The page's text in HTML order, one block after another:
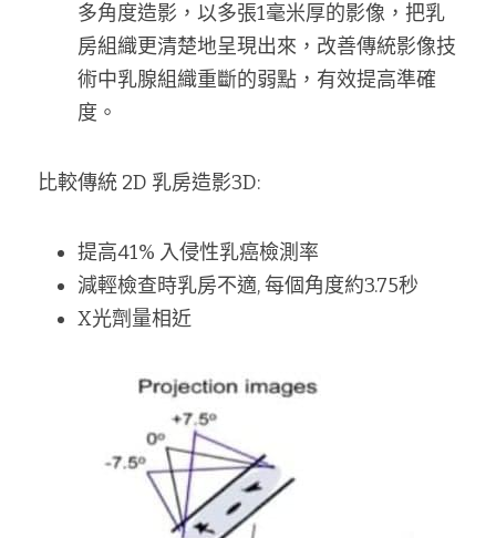
多角度造影，以多張1毫米厚的影像，把乳
房組織更清楚地呈現出來，改善傳統影像技
術中乳腺組織重斷的弱點，有效提高準確
度。
比較傳統 2D 乳房造影3D:
提⾼41% ⼊侵性乳癌檢測率
減輕檢查時乳房不適, 每個角度約3.75秒
X光劑量相近